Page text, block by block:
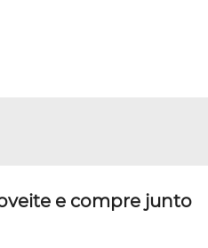
e compre junto